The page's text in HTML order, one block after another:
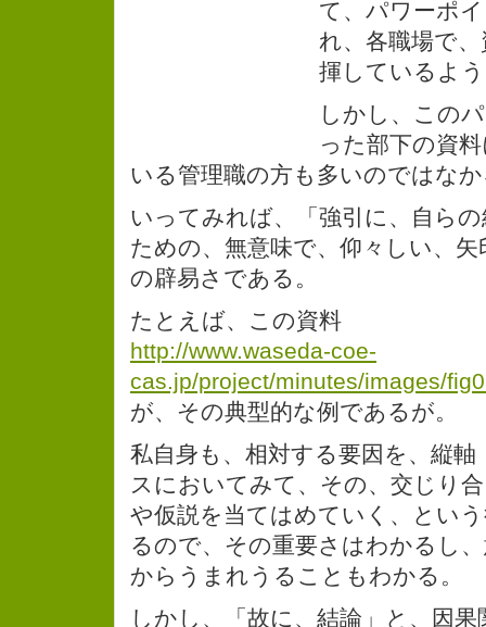
て、パワーポ
れ、各職場で
揮しているよ
しかし、この
った部下の資
いる管理職の方も多いのではな
いってみれば、「強引に、自ら
ための、無意味で、仰々しい、
の辟易さである。
たとえば、この資料
http://www.waseda-coe-
cas.jp/project/minutes/images/
が、その典型的な例であるが。
私自身も、相対する要因を、縦
スにおいてみて、その、交じり
や仮説を当てはめていく、とい
るので、その重要さはわかるし
からうまれうることもわかる。
しかし、「故に、結論」と、因